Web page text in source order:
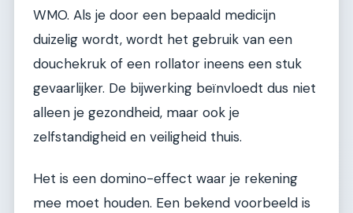
WMO. Als je door een bepaald medicijn
duizelig wordt, wordt het gebruik van een
douchekruk of een rollator ineens een stuk
gevaarlijker. De bijwerking beïnvloedt dus niet
alleen je gezondheid, maar ook je
zelfstandigheid en veiligheid thuis.
Het is een domino-effect waar je rekening
mee moet houden. Een bekend voorbeeld is